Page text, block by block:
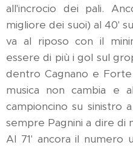
all'incrocio dei pali.
migliore dei suoi) al 40'
va al riposo con il
essere di più i gol sul
dentro Cagnano e
musica non cambia e
campioncino su sinistro
sempre Pagnini a dire di
Al 71' ancora il numero